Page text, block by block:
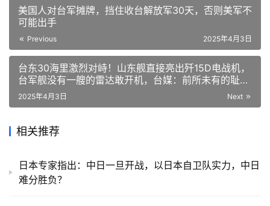
美国人对台军摊牌，挡住收台解放军30天，否则美军不
可能出手
Previous 2025年4月3日
台东30海里激烈对峙！山东舰直接亮出歼15D电战机，
台军舰没有一艘的雷达敢开机，台媒：前所未有的耻
辱！
Next
2025年4月3日
相关推荐
日本专家指出：中日一旦开战，以日本自卫队实力，中日
难分胜负？